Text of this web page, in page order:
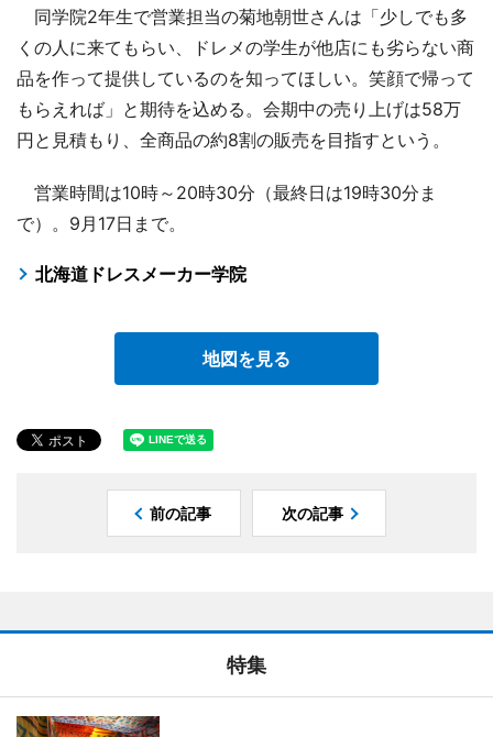
同学院2年生で営業担当の菊地朝世さんは「少しでも多
くの人に来てもらい、ドレメの学生が他店にも劣らない商
品を作って提供しているのを知ってほしい。笑顔で帰って
もらえれば」と期待を込める。会期中の売り上げは58万
円と見積もり、全商品の約8割の販売を目指すという。
営業時間は10時～20時30分（最終日は19時30分ま
で）。9月17日まで。
北海道ドレスメーカー学院
地図を見る
前の記事 次の記事
特集